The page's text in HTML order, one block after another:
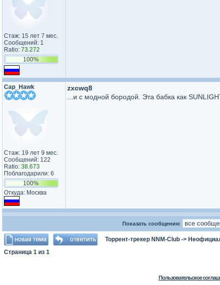
Стаж: 15 лет 7 мес.
Сообщений: 1
Ratio: 73.272
100%
Cap_Hawk
Стаж: 19 лет 9 мес.
Сообщений: 122
Ratio: 38.673
Поблагодарили: 6
100%
Откуда: Москва
zxcwq8
...и с модной бородой. Эта бабка как
Показать сообщения:
Торрент-трекер NNM-Club ->
Страница 1 из 1
Пользовательское